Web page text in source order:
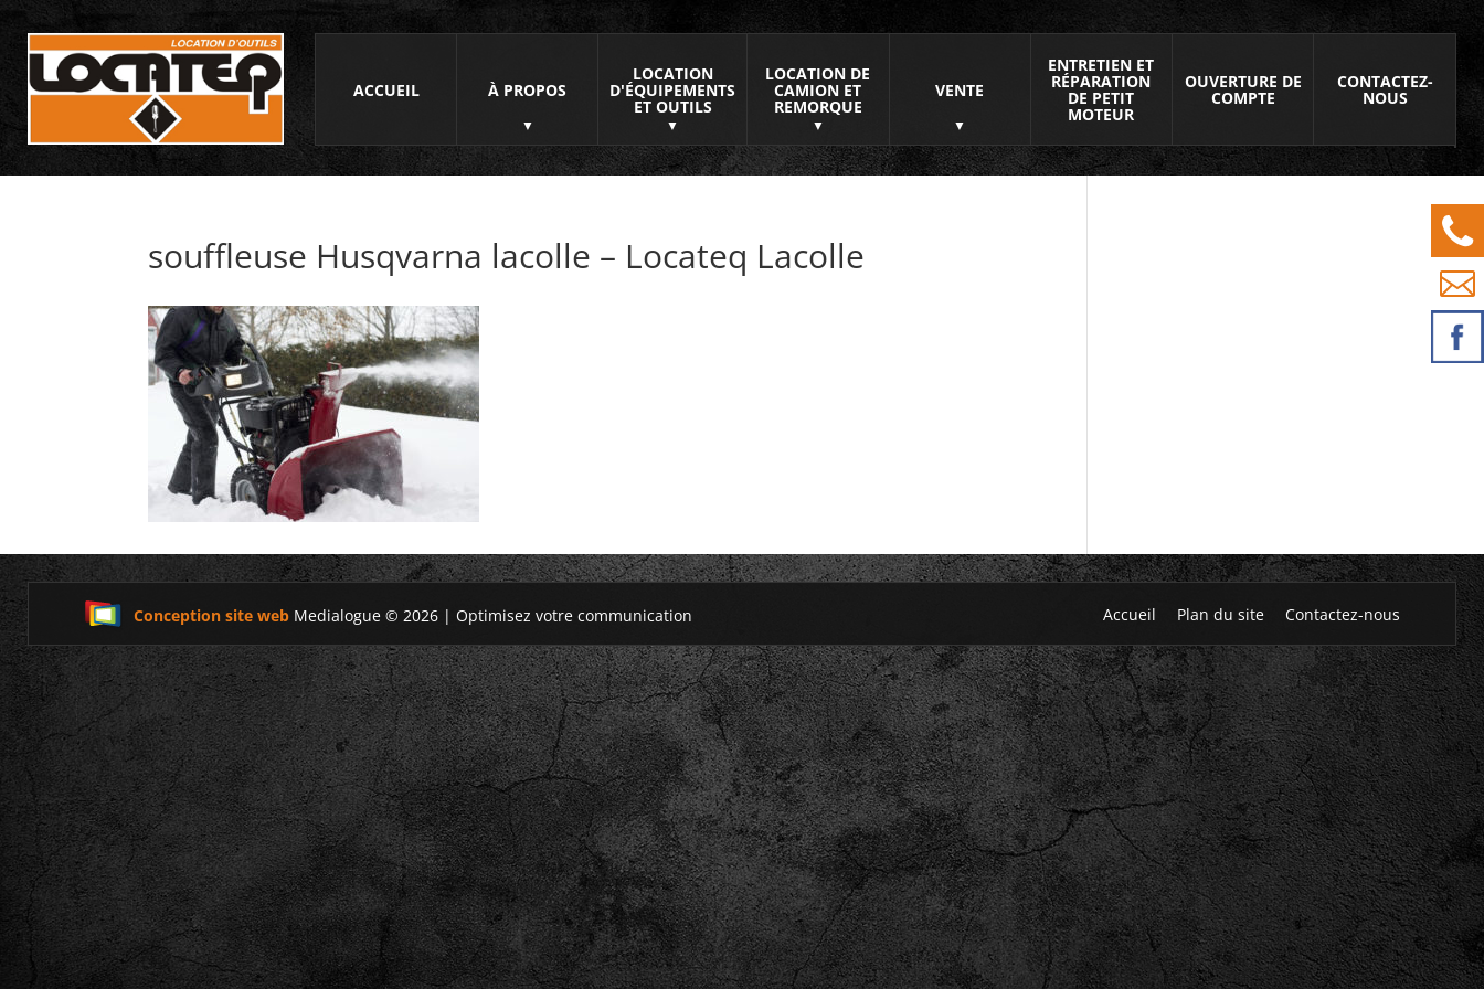
ACCUEIL À PROPOS
LOCATION
D'ÉQUIPEMENTS
ET OUTILS
LOCATION DE
CAMION ET
REMORQUE
VENTE
ENTRETIEN ET
RÉPARATION
DE PETIT
MOTEUR
OUVERTURE DE
COMPTE
CONTACTEZ-
NOUS
souffleuse Husqvarna lacolle – Locateq Lacolle
Conception site web Medialogue © 2026 | Optimisez votre communication Accueil Plan du site Contactez-nous